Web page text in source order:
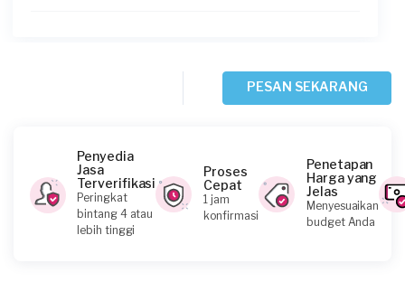
Monisa requested Service Lampu
Zuhdi requested Service Lampu
PESAN SEKARANG
Penyedia
Jasa
Terverifikasi
Peringkat
bintang 4 atau
lebih tinggi
Proses
Cepat
1 jam
konfirmasi
Penetapan
Harga yang
Jelas
Menyesuaikan
budget Anda